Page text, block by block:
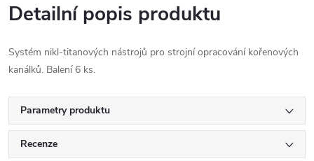
Detailní popis produktu
Systém nikl-titanových nástrojů pro strojní opracování kořenových
kanálků. Balení 6 ks.
Parametry produktu
Recenze